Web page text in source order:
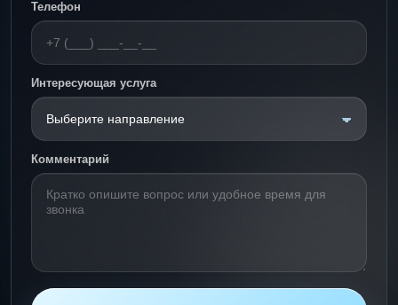
Телефон
Интересующая услуга
Комментарий